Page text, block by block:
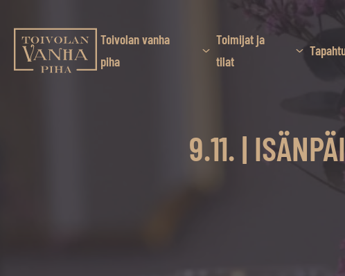
sisältöön
Toivolan vanha piha
Toivolan vanha
piha
Toimijat ja
tilat
9.11. |